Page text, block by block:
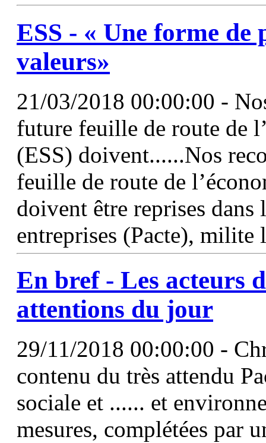
ESS - « Une forme de
valeurs»
21/03/2018 00:00:00 -
future feuille de route de
(ESS) doivent......Nos
feuille de route de
doivent être reprises
entreprises (Pacte), milite
En bref - Les acteurs
attentions du jour
29/11/2018 00:00:00 -
contenu du très attendu
sociale et ...... et
mesures, complétées par